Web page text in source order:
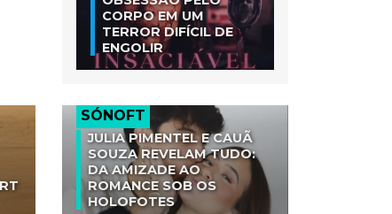
CORPO EM UM
TERROR DIFÍCIL DE
ENGOLIR
SÓNOFT
JULIA PIMENTEL E CAUÃ
SOUZA REVELAM TUDO:
DA AMIZADE AO
ROMANCE SOB OS
HOLOFOTES